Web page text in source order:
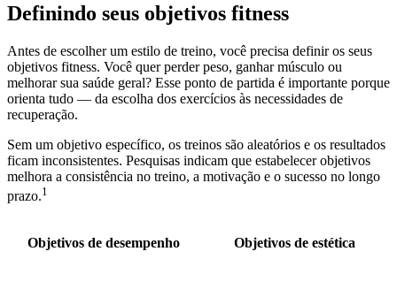
Definindo seus objetivos fitness
Antes de escolher um estilo de treino, você precisa definir os seus
objetivos fitness. Você quer perder peso, ganhar músculo ou
melhorar sua saúde geral? Esse ponto de partida é importante porque
orienta tudo — da escolha dos exercícios às necessidades de
recuperação.
Sem um objetivo específico, os treinos são aleatórios e os resultados
ficam inconsistentes. Pesquisas indicam que estabelecer objetivos
melhora a consistência no treino, a motivação e o sucesso no longo
prazo.1
Objetivos de desempenho Objetivos de estética